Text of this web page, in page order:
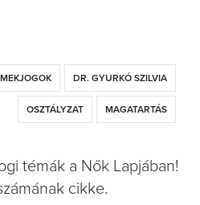
DR. GYURKÓ SZILVIA
OSZTÁLYZAT MAGATARTÁS
témák a Nők Lapjában!
cikke.